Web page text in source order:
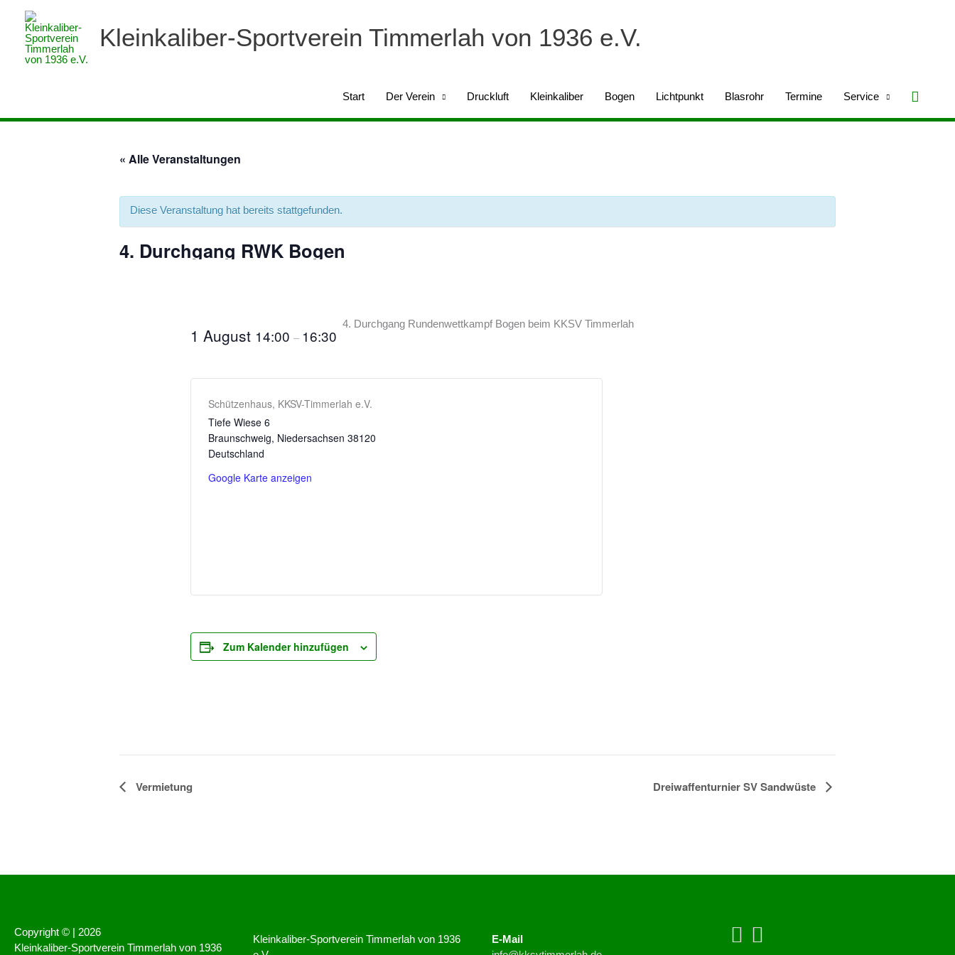
springen
Kleinkaliber-Sportverein Timmerlah von 1936 e.V.
Start Der Verein Druckluft Kleinkaliber Bogen Lichtpunkt Blasrohr Termine Service
« Alle Veranstaltungen
Diese Veranstaltung hat bereits stattgefunden.
4. Durchgang RWK Bogen
1 August 14:00– 16:30
4. Durchgang Rundenwettkampf Bogen beim KKSV Timmerlah
Schützenhaus, KKSV-Timmerlah e.V.
Tiefe Wiese 6
Braunschweig, Niedersachsen 38120
Deutschland
Google Karte anzeigen
Zum Kalender hinzufügen
Veranstaltung-
Vermietung Dreiwaffenturnier SV Sandwüste
Copyright © | 2026
Kleinkaliber-Sportverein Timmerlah von 1936
Kleinkaliber-Sportverein Timmerlah von 1936
E-Mail